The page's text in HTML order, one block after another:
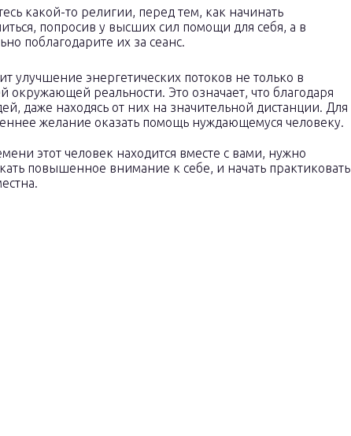
какой-то религии, перед тем, как начинать
попросив у высших сил помощи для себя, а в
поблагодарите их за сеанс.
улучшение энергетических потоков не только в
окружающей реальности. Это означает, что благодаря
даже находясь от них на значительной дистанции. Для
желание оказать помощь нуждающемуся человеку.
этот человек находится вместе с вами, нужно
повышенное внимание к себе, и начать практиковать